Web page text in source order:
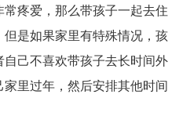
疼爱，那么带孩子一起去住
是如果家里有特殊情况，孩
己不喜欢带孩子去长时间外
里过年，然后安排其他时间